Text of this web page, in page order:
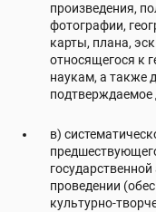
произведения,
фотографии,
карты, плана,
относящегося к
наукам, а также
подтверждаемое
в)
проведении
культурно-